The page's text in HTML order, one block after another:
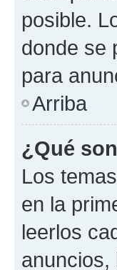
posible.
donde se
para
Arriba
¿Qué
Los
en la
leerlos
anuncios,